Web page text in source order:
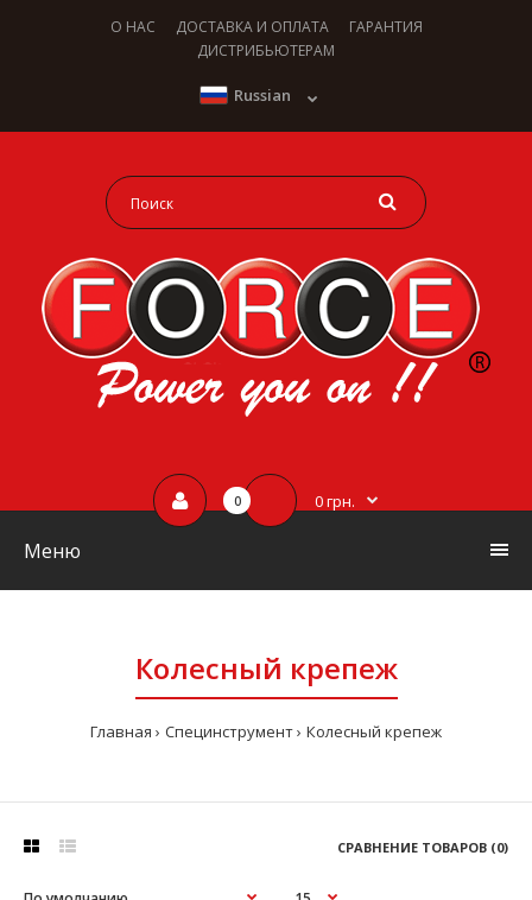
О НАС ДОСТАВКА И ОПЛАТА
ГАРАНТИЯ
ДИСТРИБЬЮТЕРАМ
Russian
0 0 грн.
Меню
Колесный крепеж
Главная Специнструмент Колесный крепеж
СРАВНЕНИЕ ТОВАРОВ (0)